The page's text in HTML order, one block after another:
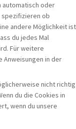
automatisch oder
spezifizieren ob
andere Möglichkeit ist
du jedes Mal
Für weitere
Anweisungen in der
nicht richtig
du die Cookies in
wenn du unsere